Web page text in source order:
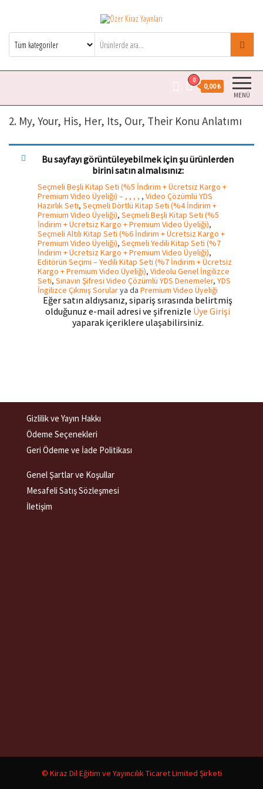
Özer Kiraz Yayınları
MENÜ
0
0,00 ₺
2. My, Your, His, Her, Its, Our, Their Konu Anlatımı
Bu sayfayı görüntüleyebilmek için şu ürünlerden
birini satın almalısınız:
Seçmeli Beşli Kitap Seti (%5 İndirim + Ücretsiz Kargo +
Premium Video Üyeliği) – , , , , , Video Çözümlü YDS
Hazırlık Seti, Seçmeli Dörtlü Kitap Seti (%4 İndirim +
Premium Video Üyeliği), Seçmeli Beşli Kitap Seti (%5
İndirim + Ücretsiz Kargo + Premium Video Üyeliği),
Seçmeli Altılı Kitap Seti (%6 İndirim + Ücretsiz Kargo +
Premium Video Üyeliği), Seçmeli Yedili Kitap Seti (%7
İndirim + Ücretsiz Kargo + Premium Video Üyeliği),
Editörün Seçimi – Yedili Kitap Seti (%7 İndirim + Ücretsiz
Kargo + Premium Video Üyeliği), Videolu Genel İngilizce
Seti, Sınavın Şifresi Video Çözümlü YDS Denemeler, YDS
İngilizce Çıkmış Sorularya da Premium Video Üyeliği
Eğer satın aldıysanız, sipariş sırasında belirtmiş
olduğunuz e-mail adresi ve şifrenizle Üye Girişi
yaparak içeriklere ulaşabilirsiniz.
Gizlilik ve Yayın Hakkı
Ödeme Seçenekleri
Geri Ödeme ve İade Politikası
Genel Şartlar ve Koşullar
Mesafeli Satış Sözleşmesi
İletişim
© Kiraz Dil Eğitim ve Yayıncılık Ticaret Limited Şirketi